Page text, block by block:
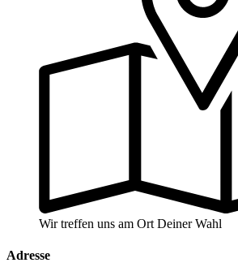
Wir treffen uns am Ort Deiner Wahl
Adresse